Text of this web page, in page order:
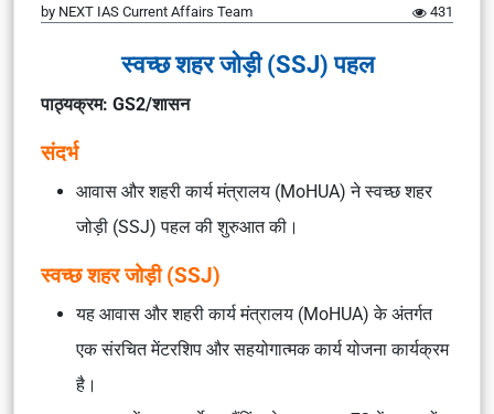
by NEXT IAS Current Affairs Team 431
स्वच्छ शहर जोड़ी (SSJ) पहल
पाठ्यक्रम: GS2/शासन
संदर्भ
आवास और शहरी कार्य मंत्रालय (MoHUA) ने स्वच्छ शहर
जोड़ी (SSJ) पहल की शुरुआत की।
स्वच्छ शहर जोड़ी (SSJ)
यह आवास और शहरी कार्य मंत्रालय (MoHUA) के अंतर्गत
एक संरचित मेंटरशिप और सहयोगात्मक कार्य योजना कार्यक्रम
है।